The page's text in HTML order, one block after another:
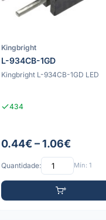
Kingbright
L-934CB-1GD
Kingbright L-934CB-1GD LED
434
0.44€ – 1.06€
Quantidade: Mín: 1